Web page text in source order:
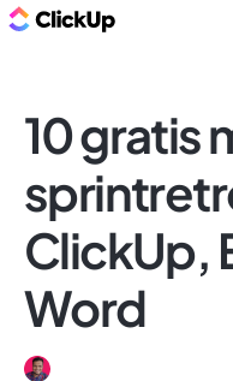
10 gratis
ClickUp,
Word